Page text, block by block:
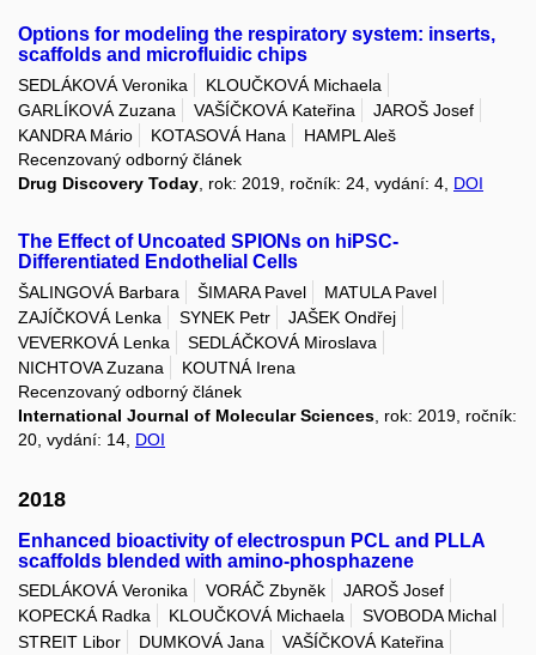
Options for modeling the respiratory system: inserts,
scaffolds and microfluidic chips
SEDLÁKOVÁ Veronika
KLOUČKOVÁ Michaela
GARLÍKOVÁ Zuzana
VAŠÍČKOVÁ Kateřina
JAROŠ Josef
KANDRA Mário
KOTASOVÁ Hana
HAMPL Aleš
Recenzovaný odborný článek
Drug Discovery Today, rok: 2019, ročník: 24, vydání: 4, DOI
The Effect of Uncoated SPIONs on hiPSC-
Differentiated Endothelial Cells
ŠALINGOVÁ Barbara ŠIMARA Pavel
MATULA Pavel
ZAJÍČKOVÁ Lenka
SYNEK Petr
JAŠEK Ondřej
VEVERKOVÁ Lenka
SEDLÁČKOVÁ Miroslava
NICHTOVA Zuzana
KOUTNÁ Irena
Recenzovaný odborný článek
International Journal of Molecular Sciences, rok: 2019, ročník:
20, vydání: 14, DOI
2018
Enhanced bioactivity of electrospun PCL and PLLA
scaffolds blended with amino-phosphazene
SEDLÁKOVÁ Veronika VORÁČ Zbyněk
JAROŠ Josef
KOPECKÁ Radka
KLOUČKOVÁ Michaela
SVOBODA Michal
STREIT Libor
DUMKOVÁ Jana
VAŠÍČKOVÁ Kateřina